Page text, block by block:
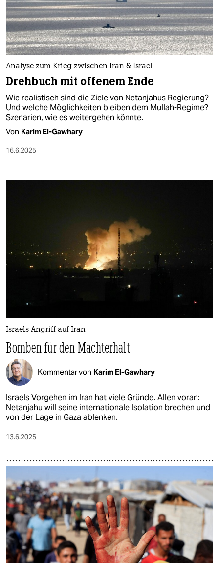
Analyse zum Krieg zwischen Iran & Israel
Drehbuch mit offenem Ende
Wie realistisch sind die Ziele von Netanjahus Regierung?
Und welche Möglichkeiten bleiben dem Mullah-Regime?
Szenarien, wie es weitergehen könnte.
Von Karim El-Gawhary
16.6.2025
Israels Angriff auf Iran
Bomben für den Machterhalt
Kommentar von Karim El-Gawhary
Israels Vorgehen im Iran hat viele Gründe. Allen voran:
Netanjahu will seine internationale Isolation brechen und
von der Lage in Gaza ablenken.
13.6.2025